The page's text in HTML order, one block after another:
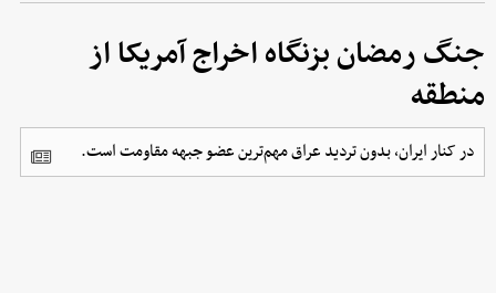
جنگ رمضان بزنگاه اخراج آمریکا از
منطقه
در کنار ایران، بدون تردید عراق مهم‌ترین عضو جبهه مقاومت است.